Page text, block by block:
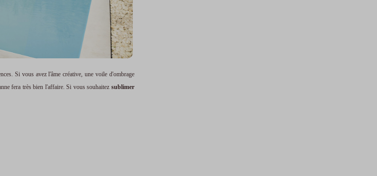
Si vous avez l'âme créative, une voile d'ombrage
fera très bien l'affaire. Si vous souhaitez sublimer